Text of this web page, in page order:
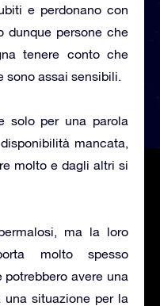
e perdonano con
dunque persone che
tenere conto che
sono assai sensibili.
solo per una parola
mancata,
molto e dagli altri si
ma la loro
molto spesso
potrebbero avere una
una situazione per la